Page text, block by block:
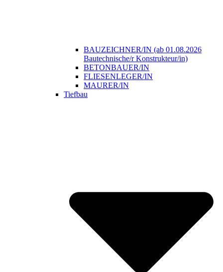
BAUZEICHNER/IN (ab 01.08.2026
Bautechnische/r Konstrukteur/in)
BETONBAUER/IN
FLIESENLEGER/IN
MAURER/IN
Tiefbau